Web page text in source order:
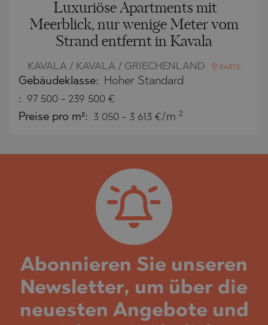
Luxuriöse Apartments mit
Meerblick, nur wenige Meter vom
Strand entfernt in Kavala
KAVALA / KAVALA / GRIECHENLAND KARTE
Gebäudeklasse: Hoher Standard
: 97 500 - 239 500 €
Preise pro m²: 3 050 - 3 613 €/m 2
Abonnieren Sie unseren
Newsletter, um über die
neuesten Angebote und